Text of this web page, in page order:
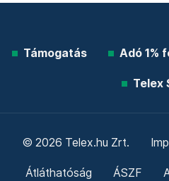
Támogatás Adó 1%
Telex
© 2026 Telex.hu Zrt.
Átláthatóság ÁSZF